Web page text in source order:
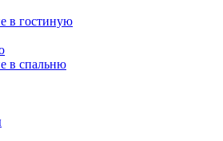
в гостиную
в спальню